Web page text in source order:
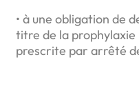
• à une obligation de
titre de la prophylaxie
prescrite par arrêté